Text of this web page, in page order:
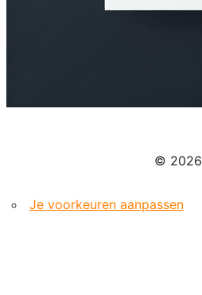
© 2026
Je voorkeuren aanpassen